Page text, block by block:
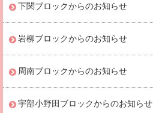
下関ブロックからのお知らせ
岩柳ブロックからのお知らせ
周南ブロックからのお知らせ
宇部小野田ブロックからのお知らせ